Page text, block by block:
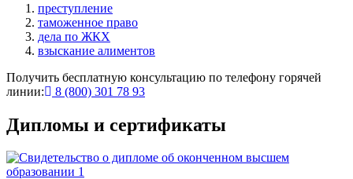
преступление
таможенное право
дела по ЖКХ
взыскание алиментов
Получить бесплатную консультацию по телефону горячей
линии:
8 (800) 301 78 93
Дипломы и сертификаты